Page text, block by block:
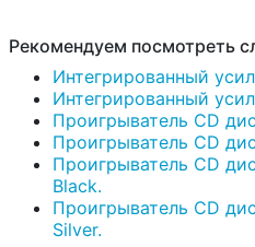
Рекомендуем посмотреть
Интегрированный
Интегрированный
Проигрыватель CD
Проигрыватель CD
Проигрыватель CD
Black.
Проигрыватель CD
Silver.